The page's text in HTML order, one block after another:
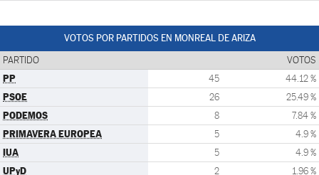
VOTOS POR PARTIDOS EN MONREAL DE ARIZA
PARTIDO VOTOS
PP 45 44.12 %
PSOE 26 25.49 %
PODEMOS 8 7.84 %
PRIMAVERA EUROPEA 5 4.9 %
IUA 5 4.9 %
UPyD 2 1.96 %